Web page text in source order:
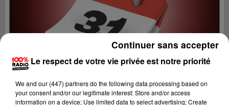
Le respect de votre vie privée est notre priorité
We and our (447) partnersdo the following data processing based on
your consent and/or our legitimate interest: Store and/or access
information on a device; Use limited data to select advertising; Create
Continuer sans accepter